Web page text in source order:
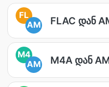
FL
AM
FLAC დან
M4
AM
M4A დან